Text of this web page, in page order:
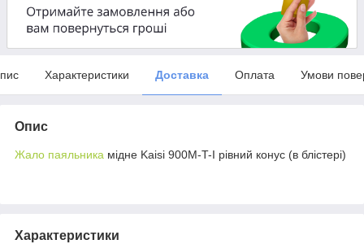
Характеристики Доставка Оплата Умови
Опис
Жало паяльника мідне Kaisi 900M-T-I рівний конус (в блістері)
Характеристики